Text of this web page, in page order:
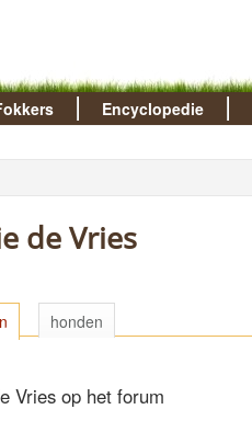
Encyclopedie
de Vries
honden
Vries op het forum